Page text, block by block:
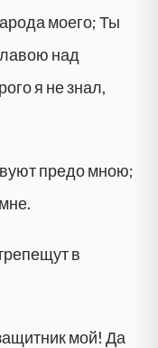
моего; Ты
над
я не знал,
предо мною;
в
мой! Да